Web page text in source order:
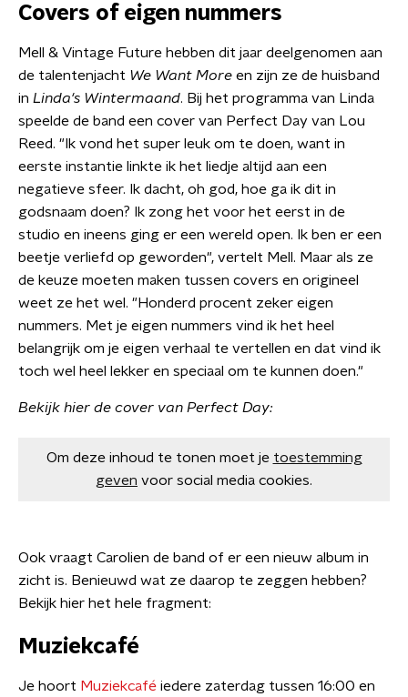
Covers of eigen nummers
Mell & Vintage Future hebben dit jaar deelgenomen aan
de talentenjacht We Want More en zijn ze de huisband
in Linda's Wintermaand. Bij het programma van Linda
speelde de band een cover van Perfect Day van Lou
Reed. "Ik vond het super leuk om te doen, want in
eerste instantie linkte ik het liedje altijd aan een
negatieve sfeer. Ik dacht, oh god, hoe ga ik dit in
godsnaam doen? Ik zong het voor het eerst in de
studio en ineens ging er een wereld open. Ik ben er een
beetje verliefd op geworden", vertelt Mell. Maar als ze
de keuze moeten maken tussen covers en origineel
weet ze het wel. "Honderd procent zeker eigen
nummers. Met je eigen nummers vind ik het heel
belangrijk om je eigen verhaal te vertellen en dat vind ik
toch wel heel lekker en speciaal om te kunnen doen."
Bekijk hier de cover van Perfect Day:
Om deze inhoud te tonen moet je toestemming
geven voor social media cookies.
Ook vraagt Carolien de band of er een nieuw album in
zicht is. Benieuwd wat ze daarop te zeggen hebben?
Bekijk hier het hele fragment:
Muziekcafé
Je hoort Muziekcafé iedere zaterdag tussen 16:00 en